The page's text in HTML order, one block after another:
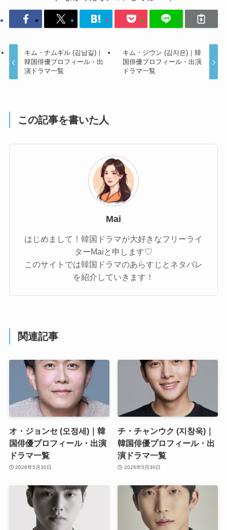
キム・ナムギル (김남길)｜
韓国俳優プロフィール・出
演ドラマ一覧
キム・ジウン (김지은)｜韓
国俳優プロフィール・出演
ドラマ一覧
この記事を書いた人
Mai
はじめまして！韓国ドラマが大好きなフリーライ
ターMaiと申します♡
このサイトでは韓国ドラマのあらすじとネタバレ
を紹介していきます！
関連記事
オ・ジョンセ (오정세)｜韓
国俳優プロフィール・出演
ドラマ一覧
2026年5月30日
チ・チャンウク (지창욱)｜
韓国俳優プロフィール・出
演ドラマ一覧
2026年5月30日